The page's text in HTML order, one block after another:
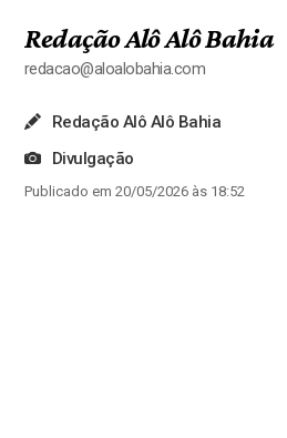
Redação Alô Alô Bahia
redacao@aloalobahia.com
Redação Alô Alô Bahia
Divulgação
Publicado em 20/05/2026 às 18:52